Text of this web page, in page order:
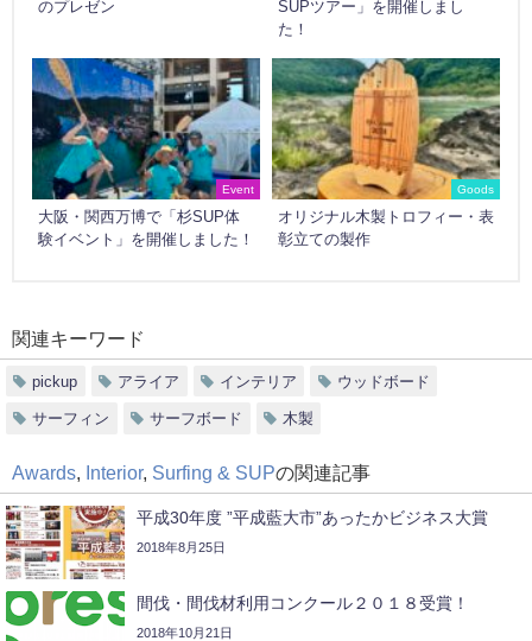
のプレゼン
SUPツアー」を開催しまし
た！
Event
大阪・関西万博で「杉SUP体
験イベント」を開催しました！
Goods
オリジナル木製トロフィー・表
彰立ての製作
関連キーワード
pickup アライア インテリア ウッドボード
サーフィン サーフボード 木製
Awards Interior, Surfing & SUPの関連記事
平成30年度 ”平成藍大市”あったかビジネス大賞
2018年8月25日
間伐・間伐材利用コンクール２０１８受賞！
2018年10月21日